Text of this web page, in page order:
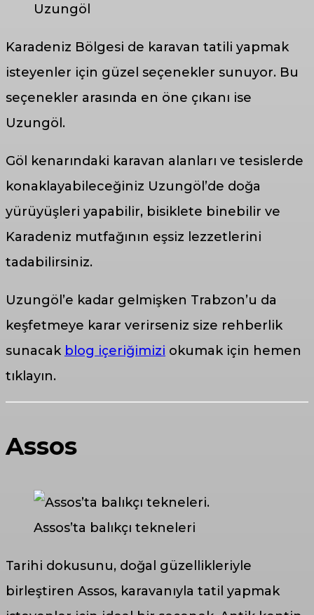
Uzungöl
Karadeniz Bölgesi de karavan tatili yapmak
isteyenler için güzel seçenekler sunuyor. Bu
seçenekler arasında en öne çıkanı ise
Uzungöl.
Göl kenarındaki karavan alanları ve tesislerde
konaklayabileceğiniz Uzungöl’de doğa
yürüyüşleri yapabilir, bisiklete binebilir ve
Karadeniz mutfağının eşsiz lezzetlerini
tadabilirsiniz.
Uzungöl’e kadar gelmişken Trabzon’u da
keşfetmeye karar verirseniz size rehberlik
sunacak blog içeriğimizi okumak için hemen
tıklayın.
Assos
Assos’ta balıkçı tekneleri
Tarihi dokusunu, doğal güzellikleriyle
birleştiren Assos, karavanıyla tatil yapmak